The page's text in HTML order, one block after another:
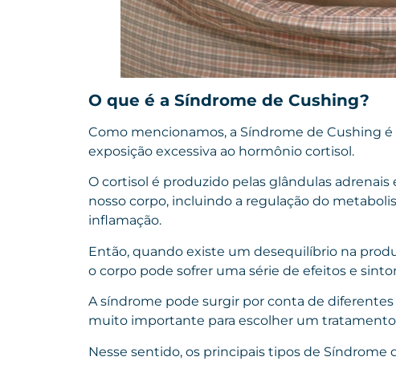
O que é a Síndrome de Cushing?
Como mencionamos, a Síndrome de Cushing
exposição excessiva ao hormônio cortisol.
O cortisol é produzido pelas glândulas adrenais
nosso corpo, incluindo a regulação do
inflamação.
Então, quando existe um desequilíbrio na
o corpo pode sofrer uma série de efeitos e
A síndrome pode surgir por conta de
muito importante para escolher um tratamento
Nesse sentido, os principais tipos de Síndrome